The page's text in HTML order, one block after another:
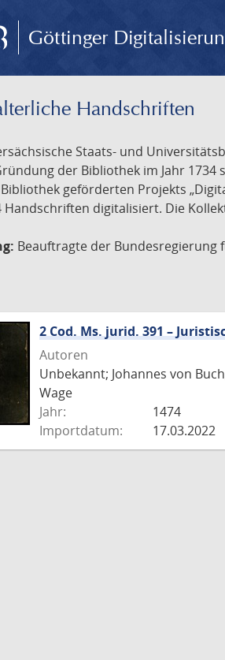
Göttinger
Handschriften
Staats- und
der Bibliothek im Jahr
geförderten Projekts
Handschriften digitalisiert. Die
Beauftragte der
2 Cod. Ms. jurid. 391 –
Autoren
Unbekannt; Johannes von
Wage
Jahr:
1474
Importdatum:
17.03.2022